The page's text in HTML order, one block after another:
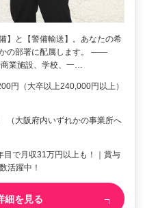
】と【警備輸送】。あなたの希
の部署に配属します。 ――
業施設、学校、一…
円（大卒以上240,000円以上）
（大阪府内いずれかの事業所へ
目で月収31万円以上も！｜賞与
活躍中！
細を見る